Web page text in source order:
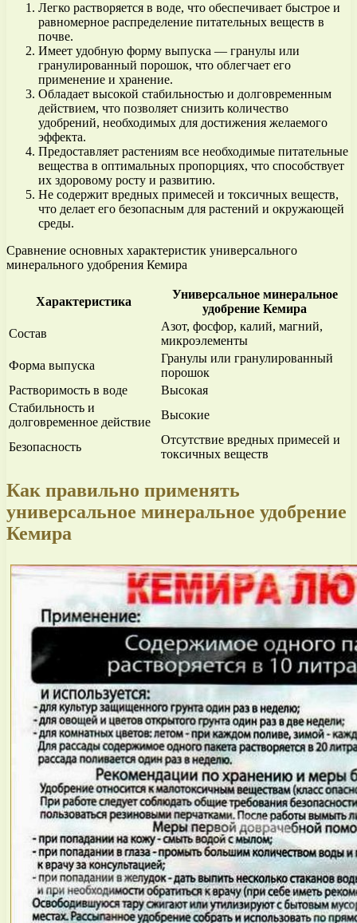
Легко растворяется в воде, что обеспечивает быстрое и
равномерное распределение питательных веществ в
почве.
Имеет удобную форму выпуска — гранулы или
гранулированный порошок, что облегчает его
применение и хранение.
Обладает высокой стабильностью и долговременным
действием, что позволяет снизить количество
удобрений, необходимых для достижения желаемого
эффекта.
Предоставляет растениям все необходимые питательные
вещества в оптимальных пропорциях, что способствует
их здоровому росту и развитию.
Не содержит вредных примесей и токсичных веществ,
что делает его безопасным для растений и окружающей
среды.
Сравнение основных характеристик универсального
минерального удобрения Кемира
Характеристика
Универсальное минеральное
удобрение Кемира
Состав
Азот, фосфор, калий, магний,
микроэлементы
Форма выпуска
Гранулы или гранулированный
порошок
Растворимость в воде
Высокая
Стабильность и
долговременное действие
Высокие
Безопасность
Отсутствие вредных примесей и
токсичных веществ
Как правильно применять
универсальное минеральное удобрение
Кемира